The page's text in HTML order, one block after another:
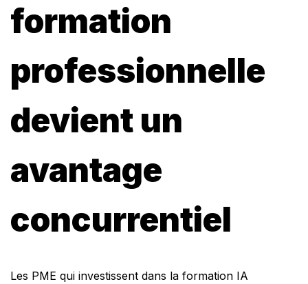
formation
professionnelle
devient un
avantage
concurrentiel
Les PME qui investissent dans la formation IA